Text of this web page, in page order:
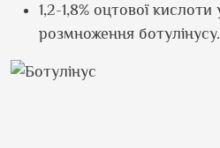
1,2-1,8% оцтової
розмноження ботулінусу.